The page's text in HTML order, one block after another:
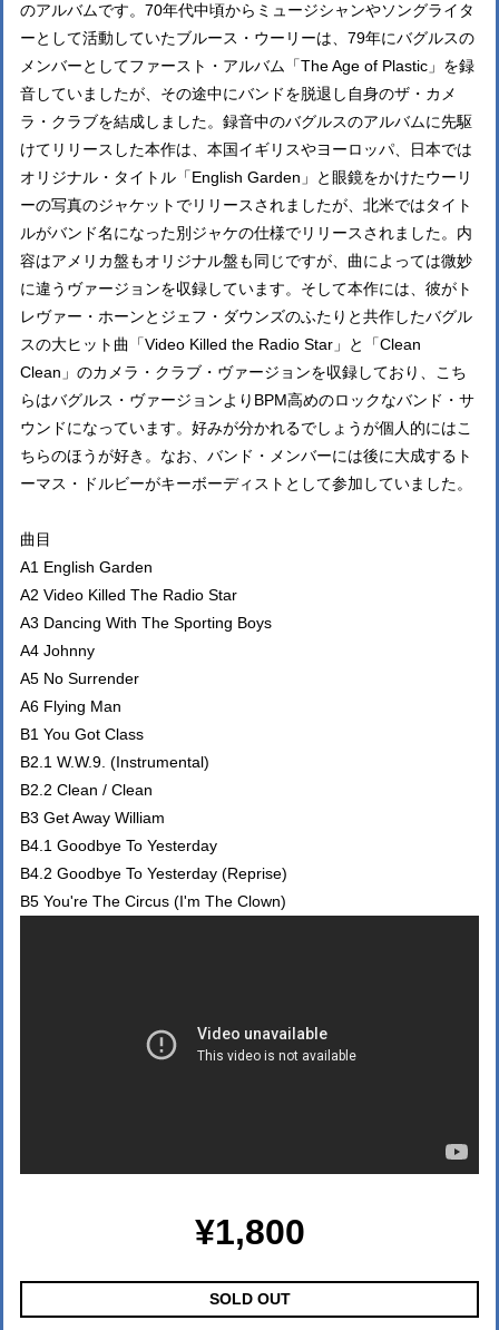
のアルバムです。70年代中頃からミュージシャンやソングライタ
ーとして活動していたブルース・ウーリーは、79年にバグルスの
メンバーとしてファースト・アルバム「The Age of Plastic」を録
音していましたが、その途中にバンドを脱退し自身のザ・カメ
ラ・クラブを結成しました。録音中のバグルスのアルバムに先駆
けてリリースした本作は、本国イギリスやヨーロッパ、日本では
オリジナル・タイトル「English Garden」と眼鏡をかけたウーリ
ーの写真のジャケットでリリースされましたが、北米ではタイト
ルがバンド名になった別ジャケの仕様でリリースされました。内
容はアメリカ盤もオリジナル盤も同じですが、曲によっては微妙
に違うヴァージョンを収録しています。そして本作には、彼がト
レヴァー・ホーンとジェフ・ダウンズのふたりと共作したバグル
スの大ヒット曲「Video Killed the Radio Star」と「Clean
Clean」のカメラ・クラブ・ヴァージョンを収録しており、こち
らはバグルス・ヴァージョンよりBPM高めのロックなバンド・サ
ウンドになっています。好みが分かれるでしょうが個人的にはこ
ちらのほうが好き。なお、バンド・メンバーには後に大成するト
ーマス・ドルビーがキーボーディストとして参加していました。
曲目
A1 English Garden
A2 Video Killed The Radio Star
A3 Dancing With The Sporting Boys
A4 Johnny
A5 No Surrender
A6 Flying Man
B1 You Got Class
B2.1 W.W.9. (Instrumental)
B2.2 Clean / Clean
B3 Get Away William
B4.1 Goodbye To Yesterday
B4.2 Goodbye To Yesterday (Reprise)
B5 You're The Circus (I'm The Clown)
¥1,800
SOLD OUT